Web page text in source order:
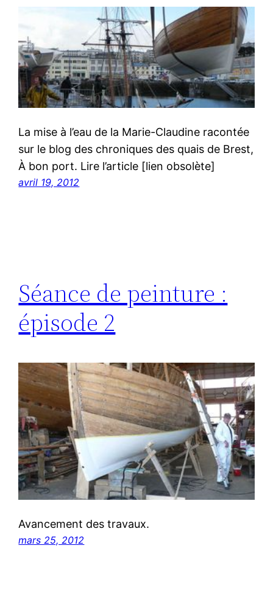
La mise à l’eau de la Marie-Claudine racontée
sur le blog des chroniques des quais de Brest,
À bon port. Lire l’article [lien obsolète]
avril 19, 2012
Séance de peinture :
épisode 2
Avancement des travaux.
mars 25, 2012